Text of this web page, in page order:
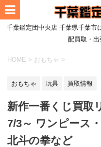
千葉鑑定団中央店 千葉県千葉
配買取・出
HOME > おもちゃ >
おもちゃ 玩具 買取情報
新作一番くじ買取
7/3～ ワンピース
北斗の拳など